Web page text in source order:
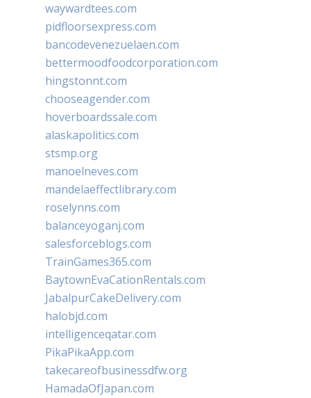
waywardtees.com
pidfloorsexpress.com
bancodevenezuelaen.com
bettermoodfoodcorporation.com
hingstonnt.com
chooseagender.com
hoverboardssale.com
alaskapolitics.com
stsmp.org
manoelneves.com
mandelaeffectlibrary.com
roselynns.com
balanceyoganj.com
salesforceblogs.com
TrainGames365.com
BaytownEvaCationRentals.com
JabalpurCakeDelivery.com
halobjd.com
intelligenceqatar.com
PikaPikaApp.com
takecareofbusinessdfw.org
HamadaOfJapan.com